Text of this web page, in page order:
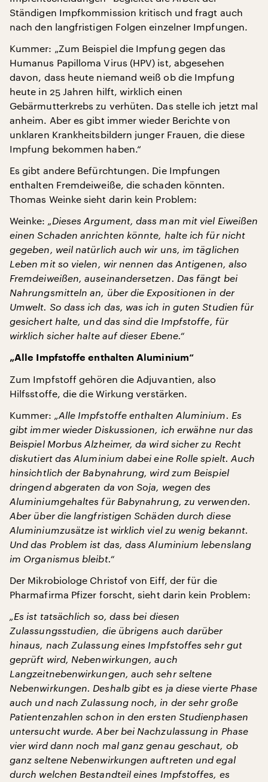
Ständigen Impfkommission kritisch und fragt auch
nach den langfristigen Folgen einzelner Impfungen.
Kummer: „Zum Beispiel die Impfung gegen das
Humanus Papilloma Virus (HPV) ist, abgesehen
davon, dass heute niemand weiß ob die Impfung
heute in 25 Jahren hilft, wirklich einen
Gebärmutterkrebs zu verhüten. Das stelle ich jetzt mal
anheim. Aber es gibt immer wieder Berichte von
unklaren Krankheitsbildern junger Frauen, die diese
Impfung bekommen haben.“
Es gibt andere Befürchtungen. Die Impfungen
enthalten Fremdeiweiße, die schaden könnten.
Thomas Weinke sieht darin kein Problem:
Weinke: „Dieses Argument, dass man mit viel Eiweißen
einen Schaden anrichten könnte, halte ich für nicht
gegeben, weil natürlich auch wir uns, im täglichen
Leben mit so vielen, wir nennen das Antigenen, also
Fremdeiweißen, auseinandersetzen. Das fängt bei
Nahrungsmitteln an, über die Expositionen in der
Umwelt. So dass ich das, was ich in guten Studien für
gesichert halte, und das sind die Impfstoffe, für
wirklich sicher halte auf dieser Ebene.“
„Alle Impfstoffe enthalten Aluminium“
Zum Impfstoff gehören die Adjuvantien, also
Hilfsstoffe, die die Wirkung verstärken.
Kummer: „Alle Impfstoffe enthalten Aluminium. Es
gibt immer wieder Diskussionen, ich erwähne nur das
Beispiel Morbus Alzheimer, da wird sicher zu Recht
diskutiert das Aluminium dabei eine Rolle spielt. Auch
hinsichtlich der Babynahrung, wird zum Beispiel
dringend abgeraten da von Soja, wegen des
Aluminiumgehaltes für Babynahrung, zu verwenden.
Aber über die langfristigen Schäden durch diese
Aluminiumzusätze ist wirklich viel zu wenig bekannt.
Und das Problem ist das, dass Aluminium lebenslang
im Organismus bleibt.“
Der Mikrobiologe Christof von Eiff, der für die
Pharmafirma Pfizer forscht, sieht darin kein Problem:
„Es ist tatsächlich so, dass bei diesen
Zulassungsstudien, die übrigens auch darüber
hinaus, nach Zulassung eines Impfstoffes sehr gut
geprüft wird, Nebenwirkungen, auch
Langzeitnebenwirkungen, auch sehr seltene
Nebenwirkungen. Deshalb gibt es ja diese vierte Phase
auch und nach Zulassung noch, in der sehr große
Patientenzahlen schon in den ersten Studienphasen
untersucht wurde. Aber bei Nachzulassung in Phase
vier wird dann noch mal ganz genau geschaut, ob
ganz seltene Nebenwirkungen auftreten und egal
durch welchen Bestandteil eines Impfstoffes, es